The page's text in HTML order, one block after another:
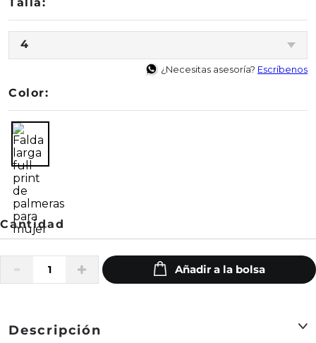
4
¿Necesitas asesoría? Escríbenos
Color:
Descripción